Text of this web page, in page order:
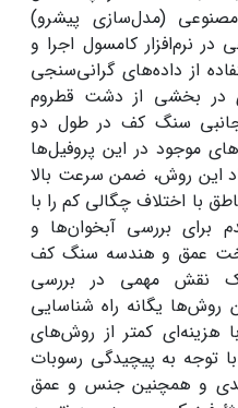
(مدل‌سازی پیشرو)
نرم‌افزار کامسول اجرا و
از داده‌های گرانی‌سنجی
در بخشی از دشت قطروم
سنگ‌ کف در طول دو
موجود در این پروفیل‌ها
این روش، ضمن سرعت بالا
با اختلاف چگالی کم را با
برای بررسی آبخوان‌ها و
عمق و هندسه سنگ کف
نقش مهمی در بررسی
روش‌ها یگانه راه شناسایی
هزینه‌ای کمتر از روش‌های
توجه به پیچیدگی رسوبات
و همچنین جنس و عمق